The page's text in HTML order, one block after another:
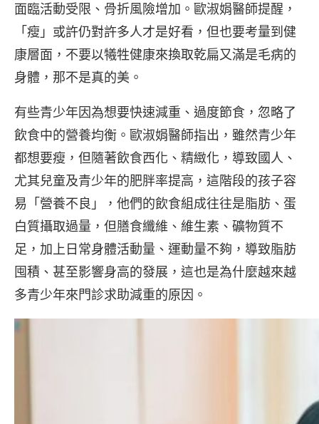
面臨活動受限、骨折風險增加。歐淑娟醫師提醒，
「瘦」或許仍對許多人才是好看，但也要考量到健
康層面，不要以犧牲健康來換取乾扁又滿是毛病的
身體，那不是真的美。
有些青少年因為想要快速減重、過度節食，忽略了
飲食中的營養均衡。歐淑娟醫師指出，雖然青少年
都想要瘦，但隨著飲食西化、精緻化，導致國人、
尤其兒童及青少年的肥胖率提高，這階段的孩子容
易「營養不良」，他們的飲食組成往往是脂肪、蛋
白質攝取過量，但膳食纖維、維生素、礦物質不
足，加上日常身體活動量、運動量不夠，導致脂肪
囤積、甚至影響身高的發展，這也是為什麼越來越
多青少年來門診求助減重的原因。